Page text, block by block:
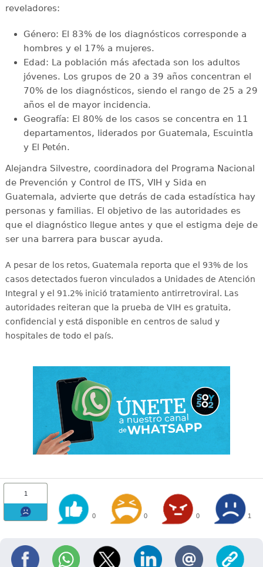
reveladores:
Género: El 83% de los diagnósticos corresponde a
hombres y el 17% a mujeres.
Edad: La población más afectada son los adultos
jóvenes. Los grupos de 20 a 39 años concentran el
70% de los diagnósticos, siendo el rango de 25 a 29
años el de mayor incidencia.
Geografía: El 80% de los casos se concentra en 11
departamentos, liderados por Guatemala, Escuintla
y El Petén.
Alejandra Silvestre, coordinadora del Programa Nacional
de Prevención y Control de ITS, VIH y Sida en
Guatemala, advierte que detrás de cada estadística hay
personas y familias. El objetivo de las autoridades es
que el diagnóstico llegue antes y que el estigma deje de
ser una barrera para buscar ayuda.
A pesar de los retos, Guatemala reporta que el 93% de los
casos detectados fueron vinculados a Unidades de Atención
Integral y el 91.2% inició tratamiento antirretroviral . Las
autoridades reiteran que la prueba de VIH es gratuita,
confidencial y está disponible en centros de salud y
hospitales de todo el país.
1
0 0 0 1